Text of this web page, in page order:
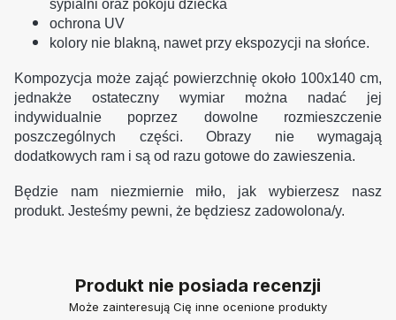
sypialni oraz pokoju dziecka
ochrona UV
kolory nie blakną, nawet przy ekspozycji na słońce.
Kompozycja może zająć powierzchnię około 100x140 cm,
jednakże ostateczny wymiar można nadać jej
indywidualnie poprzez dowolne rozmieszczenie
poszczególnych części. Obrazy nie wymagają
dodatkowych ram i są od razu gotowe do zawieszenia.
Będzie nam niezmiernie miło, jak wybierzesz nasz
produkt. Jesteśmy pewni, że będziesz zadowolona/y.
Produkt nie posiada recenzji
Może zainteresują Cię inne ocenione produkty